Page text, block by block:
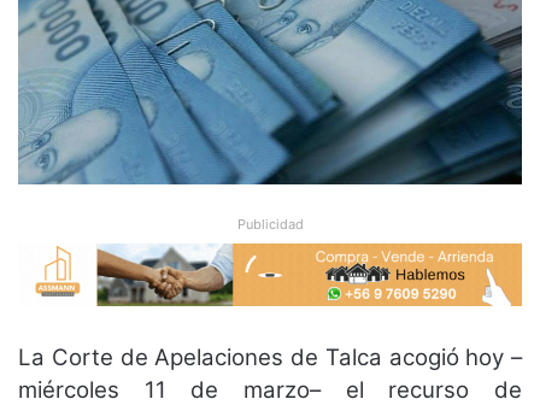
Publicidad
La Corte de Apelaciones de Talca acogió hoy –
miércoles 11 de marzo– el recurso de